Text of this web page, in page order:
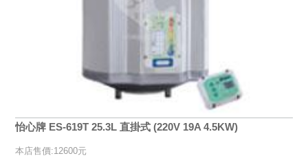
怡心牌 ES-619T 25.3L 直掛式 (220V 19A 4.5KW)
本店售價:12600元